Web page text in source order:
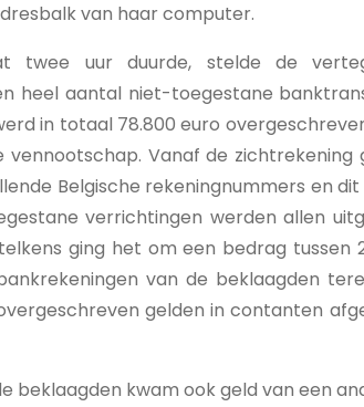
van haar computer.
twee uur duurde, stelde de
heel aantal niet-toegestane
in totaal 78.800 euro
Vanaf de
Belgische rekeningnummers en
verrichtingen werden allen
ging het om een bedrag tussen
van de beklaagden
gelden in contanten
beklaagden kwam ook geld van een